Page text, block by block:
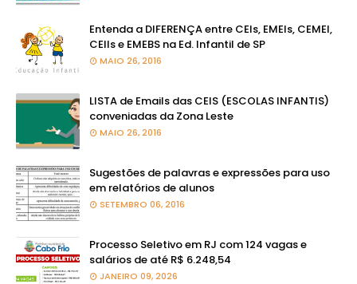
Entenda a DIFERENÇA entre CEIs, EMEIs, CEMEI,
CEIIs e EMEBS na Ed. Infantil de SP
MAIO 26, 2016
LISTA de Emails das CEIS (ESCOLAS INFANTIS)
conveniadas da Zona Leste
MAIO 26, 2016
Sugestões de palavras e expressões para uso
em relatórios de alunos
SETEMBRO 06, 2016
Processo Seletivo em RJ com 124 vagas e
salários de até R$ 6.248,54
JANEIRO 09, 2026